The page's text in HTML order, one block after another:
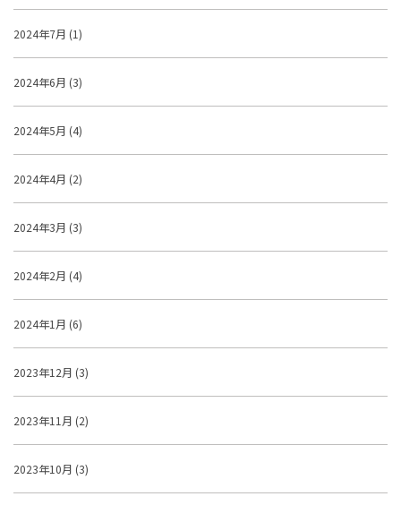
2024年7月 (1)
2024年6月 (3)
2024年5月 (4)
2024年4月 (2)
2024年3月 (3)
2024年2月 (4)
2024年1月 (6)
2023年12月 (3)
2023年11月 (2)
2023年10月 (3)